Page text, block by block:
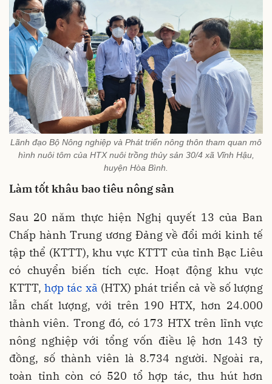
Lãnh đạo Bộ Nông nghiệp và Phát triển nông thôn tham quan mô
hình nuôi tôm của HTX nuôi trồng thủy sản 30/4 xã Vĩnh Hậu,
huyện Hòa Bình.
Làm tốt khâu bao tiêu nông sản
Sau 20 năm thực hiện Nghị quyết 13 của Ban
Chấp hành Trung ương Đảng về đổi mới kinh tế
tập thể (KTTT), khu vực KTTT của tỉnh Bạc Liêu
có chuyển biến tích cực. Hoạt động khu vực
KTTT,hợp tác xã (HTX) phát triển cả về số lượng
lẫn chất lượng, với trên 190 HTX, hơn 24.000
thành viên. Trong đó, có 173 HTX trên lĩnh vực
nông nghiệp với tổng vốn điều lệ hơn 143 tỷ
đồng, số thành viên là 8.734 người. Ngoài ra,
toàn tỉnh còn có 520 tổ hợp tác, thu hút hơn